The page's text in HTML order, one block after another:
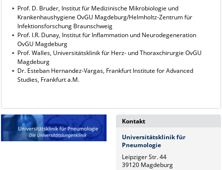
Prof. D. Bruder, Institut für Medizinische Mikrobiologie und
Krankenhaushygiene OvGU Magdeburg/Helmholtz-Zentrum für
Infektionsforschung Braunschweig
Prof. I.R. Dunay, Institut für Inflammation und Neurodegeneration
OvGU Magdeburg
Prof. Walles, Universitätsklinik für Herz- und Thoraxchirurgie OvGU
Magdeburg
Dr. Esteban Hernandez-Vargas, Frankfurt Institute for Advanced
Studies, Frankfurt a.M.
Kontakt
Universitätsklinik für
Pneumologie
Leipziger Str. 44
39120 Magdeburg